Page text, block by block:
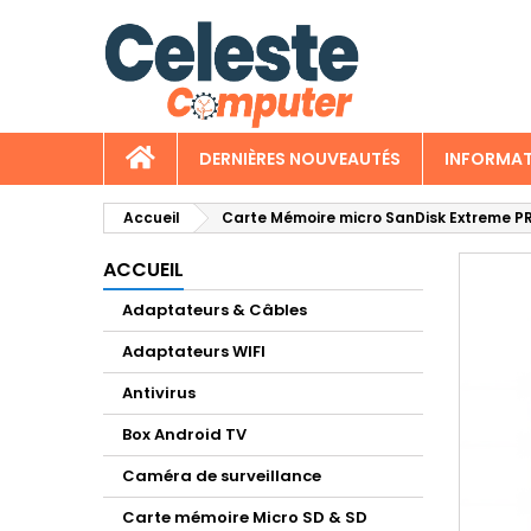
DERNIÈRES NOUVEAUTÉS
Accueil Carte Mémoire micro SanDisk Extreme
ACCUEIL
Adaptateurs & Câbles
Adaptateurs WIFI
Antivirus
Box Android TV
Caméra de surveillance
Carte mémoire Micro SD & SD
add_circle_outline